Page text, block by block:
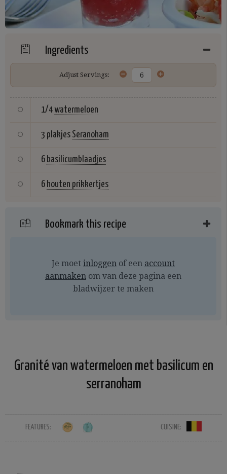
Ingredients
Adjust Servings:
1/4 watermeloen
3 plakjes Seranoham
6 basilicumblaadjes
6 houten prikkertjes
Bookmark this recipe
Je moet inloggen of een account
aanmaken om van deze pagina een
bladwijzer te maken
Granité van watermeloen met basilicum en
serranoham
FEATURES: CUISINE: